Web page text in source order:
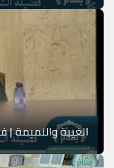
الغيبة والنميمة